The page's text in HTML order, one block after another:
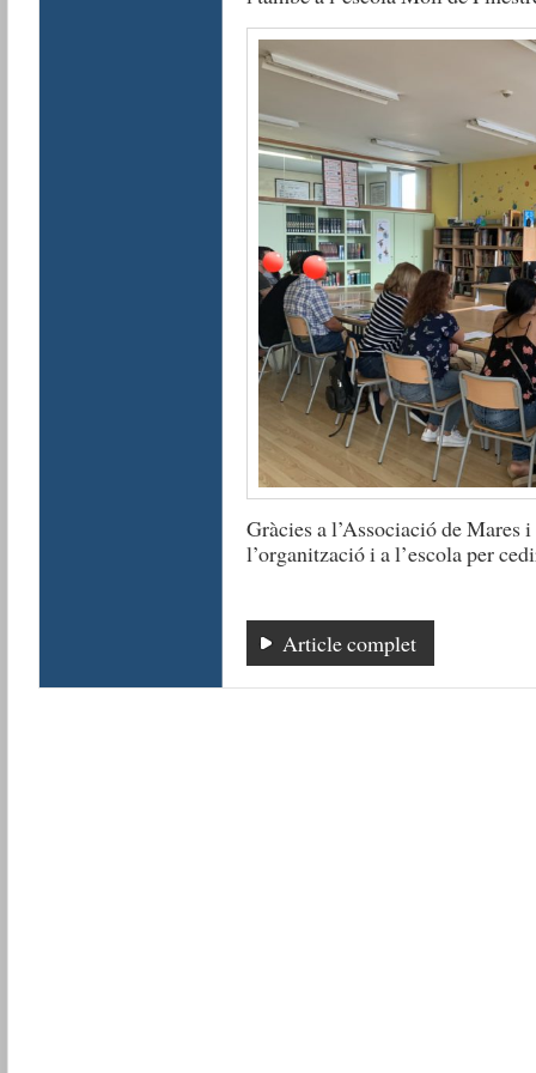
Gràcies a l’Associació de Mares
l’organització i a l’escola per
Article complet